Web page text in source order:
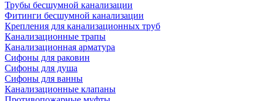
Трубы бесшумной канализации
Фитинги бесшумной канализации
Крепления для канализационных труб
Канализационные трапы
Канализационная арматура
Сифоны для раковин
Сифоны для душа
Сифоны для ванны
Канализационные клапаны